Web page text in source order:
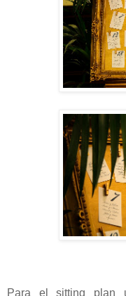
Para el sitting plan